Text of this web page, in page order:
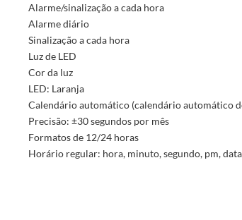
Alarme/sinalização a cada hora
Alarme diário
Sinalização a cada hora
Luz de LED
Cor da luz
LED: Laranja
Calendário automático (calendário automático
Precisão: ±30 segundos por mês
Formatos de 12/24 horas
Horário regular: hora, minuto, segundo, pm,